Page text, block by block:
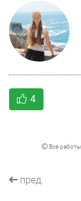
4
Все
пред.